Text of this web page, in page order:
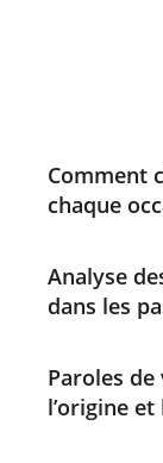
Comment
chaque
Analyse
dans les
Paroles
l’origine